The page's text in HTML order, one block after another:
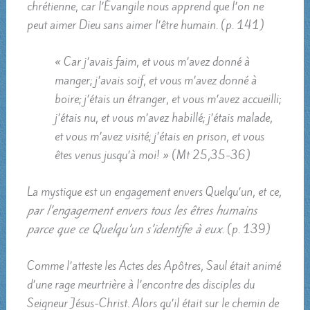
chrétienne, car l’Évangile nous apprend que l’on ne
peut aimer Dieu sans aimer l’être humain. (p. 141)
« Car j’avais faim, et vous m’avez donné à
manger; j’avais soif, et vous m’avez donné à
boire; j’étais un étranger, et vous m’avez accueilli;
j’étais nu, et vous m’avez habillé; j’étais malade,
et vous m’avez visité; j’étais en prison, et vous
êtes venus jusqu’à moi! » (Mt 25,35-36)
La mystique est un engagement envers Quelqu’un, et ce,
par l’engagement envers tous les êtres humains
parce que ce Quelqu’un s’identifie à eux. (p. 139)
Comme l’atteste les Actes des Apôtres, Saul était animé
d’une rage meurtrière à l’encontre des disciples du
Seigneur Jésus-Christ. Alors qu’il était sur le chemin de